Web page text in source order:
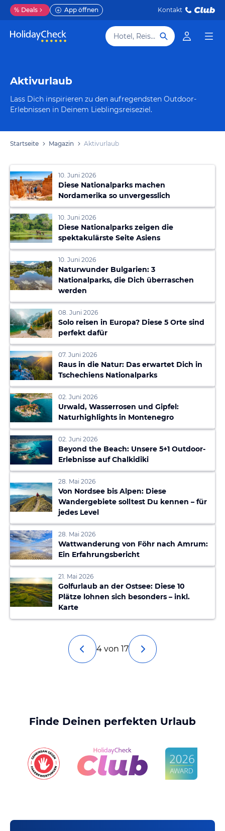
% Deals App öffnen Kontakt
Hotel, Reiseziel
Aktivurlaub
Lass Dich inspirieren zu den aufregendsten Outdoor-
Erlebnissen in Deinem Lieblingsreiseziel.
Startseite Magazin Aktivurlaub
10. Juni 2026
Diese Nationalparks machen
Nordamerika so unvergesslich
10. Juni 2026
Diese Nationalparks zeigen die
spektakulärste Seite Asiens
10. Juni 2026
Naturwunder Bulgarien: 3
Nationalparks, die Dich überraschen
werden
08. Juni 2026
Solo reisen in Europa? Diese 5 Orte sind
perfekt dafür
07. Juni 2026
Raus in die Natur: Das erwartet Dich in
Tschechiens Nationalparks
02. Juni 2026
Urwald, Wasserrosen und Gipfel:
Naturhighlights in Montenegro
02. Juni 2026
Beyond the Beach: Unsere 5+1 Outdoor-
Erlebnisse auf Chalkidiki
28. Mai 2026
Von Nordsee bis Alpen: Diese
Wandergebiete solltest Du kennen – für
jedes Level
28. Mai 2026
Wattwanderung von Föhr nach Amrum:
Ein Erfahrungsbericht
21. Mai 2026
Golfurlaub an der Ostsee: Diese 10
Plätze lohnen sich besonders – inkl.
Karte
4 von 17
Finde Deinen perfekten Urlaub